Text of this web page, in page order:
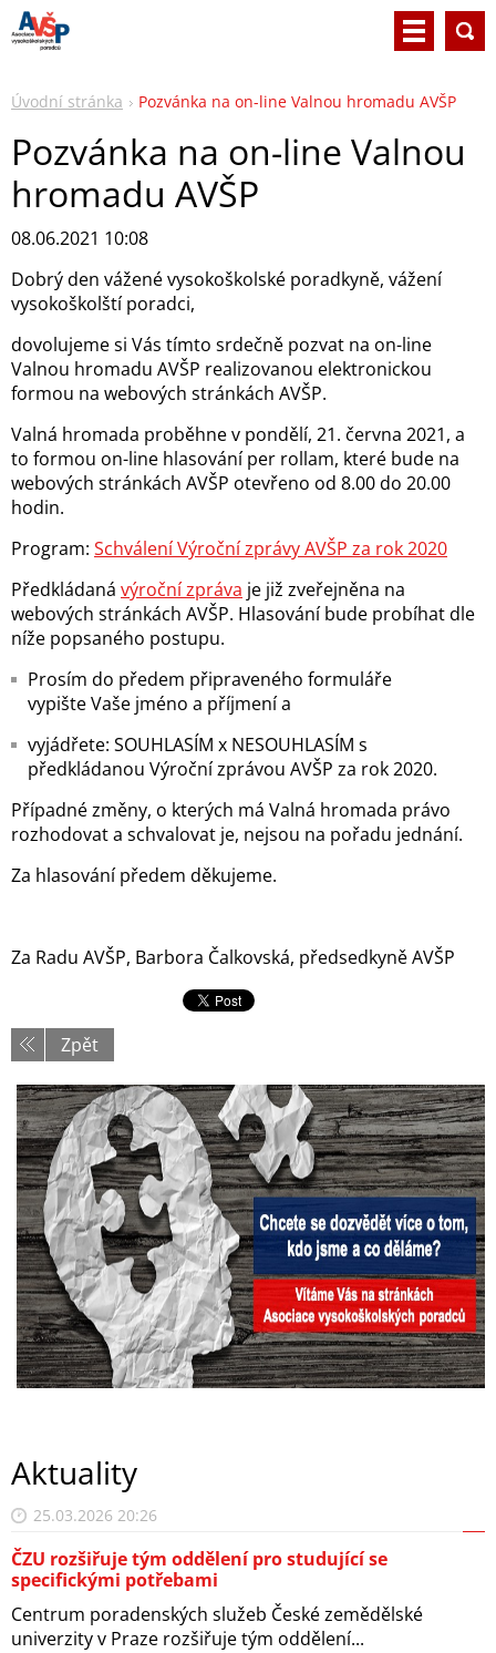
Úvodní stránka Pozvánka na on-line Valnou hromadu AVŠP
Pozvánka na on-line Valnou
hromadu AVŠP
08.06.2021 10:08
Dobrý den vážené vysokoškolské poradkyně, vážení
vysokoškolští poradci,
dovolujeme si Vás tímto srdečně pozvat na on-line
Valnou hromadu AVŠP realizovanou elektronickou
formou na webových stránkách AVŠP.
Valná hromada proběhne v pondělí, 21. června 2021, a
to formou on-line hlasování per rollam, které bude na
webových stránkách AVŠP otevřeno od 8.00 do 20.00
hodin.
Program: Schválení Výroční zprávy AVŠP za rok 2020
Předkládaná výroční zpráva je již zveřejněna na
webových stránkách AVŠP. Hlasování bude probíhat dle
níže popsaného postupu.
Prosím do předem připraveného formuláře
vypište Vaše jméno a příjmení a
vyjádřete: SOUHLASÍM x NESOUHLASÍM s
předkládanou Výroční zprávou AVŠP za rok 2020.
Případné změny, o kterých má Valná hromada právo
rozhodovat a schvalovat je, nejsou na pořadu jednání.
Za hlasování předem děkujeme.
Za Radu AVŠP, Barbora Čalkovská, předsedkyně AVŠP
Zpět
Aktuality
25.03.2026 20:26
ČZU rozšiřuje tým oddělení pro studující se
specifickými potřebami
Centrum poradenských služeb České zemědělské
univerzity v Praze rozšiřuje tým oddělení...